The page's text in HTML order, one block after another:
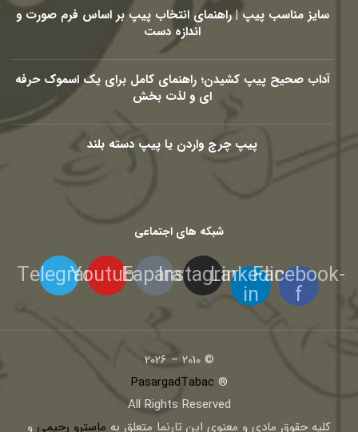
سایز مناسب پیپ | راهنمای انتخاب پیپ بر اساس فرم صورت و
اندازه دست
آداب صحیح پیپ کشیدن؛ راهنمای کامل برای یک اسموک حرفه
ای و لذت بخش
پیپ چرچ واردن یا پیپ دسته بلند
شبکه های اجتماعی
Facebook-
f
Linkedin-
in
Instagram
Eaparat
Youtube
Telegram
© 2010 – 2026
®
PasargadTabac
All Rights Reserved
كليه حقوق مادی و معنوی اين تارنما متعلق به ماسترو رحیمی و